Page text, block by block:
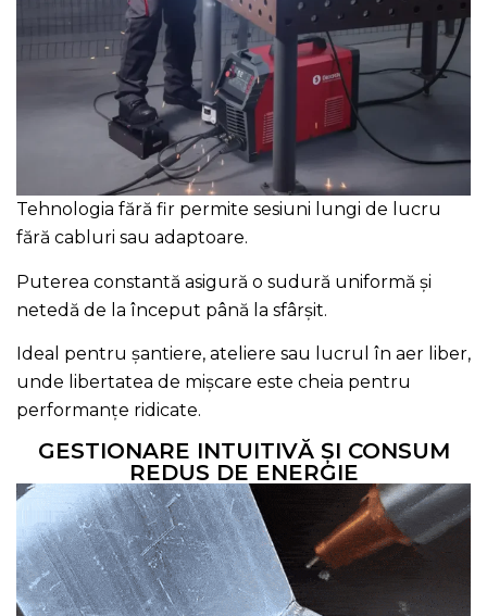
Tehnologia fără fir permite sesiuni lungi de lucru
fără cabluri sau adaptoare.
Puterea constantă asigură o sudură uniformă și
netedă de la început până la sfârșit.
Ideal pentru șantiere, ateliere sau lucrul în aer liber,
unde libertatea de mișcare este cheia pentru
performanțe ridicate.
GESTIONARE INTUITIVĂ ȘI CONSUM
REDUS DE ENERGIE